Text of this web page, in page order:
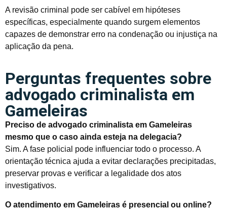
A revisão criminal pode ser cabível em hipóteses
específicas, especialmente quando surgem elementos
capazes de demonstrar erro na condenação ou injustiça na
aplicação da pena.
Perguntas frequentes sobre
advogado criminalista em
Gameleiras
Preciso de advogado criminalista em Gameleiras
mesmo que o caso ainda esteja na delegacia?
Sim. A fase policial pode influenciar todo o processo. A
orientação técnica ajuda a evitar declarações precipitadas,
preservar provas e verificar a legalidade dos atos
investigativos.
O atendimento em Gameleiras é presencial ou online?